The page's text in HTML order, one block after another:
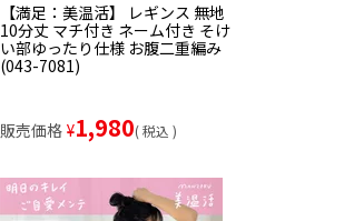
【満足：美温活】 レギンス 無地
10分丈 マチ付き ネーム付き そけ
い部ゆったり仕様 お腹二重編み
(043-7081)
販売価格 ¥1,980 税込